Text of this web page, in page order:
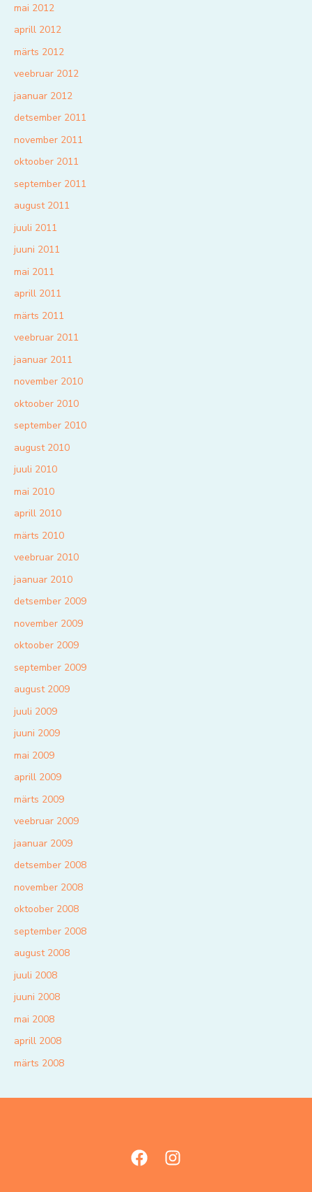
mai 2012
aprill 2012
märts 2012
veebruar 2012
jaanuar 2012
detsember 2011
november 2011
oktoober 2011
september 2011
august 2011
juuli 2011
juuni 2011
mai 2011
aprill 2011
märts 2011
veebruar 2011
jaanuar 2011
november 2010
oktoober 2010
september 2010
august 2010
juuli 2010
mai 2010
aprill 2010
märts 2010
veebruar 2010
jaanuar 2010
detsember 2009
november 2009
oktoober 2009
september 2009
august 2009
juuli 2009
juuni 2009
mai 2009
aprill 2009
märts 2009
veebruar 2009
jaanuar 2009
detsember 2008
november 2008
oktoober 2008
september 2008
august 2008
juuli 2008
juuni 2008
mai 2008
aprill 2008
märts 2008